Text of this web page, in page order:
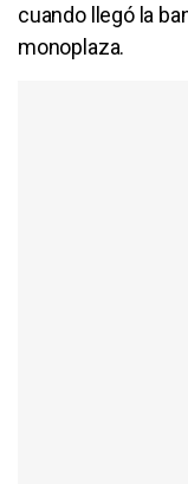
cuando llegó la
monoplaza.